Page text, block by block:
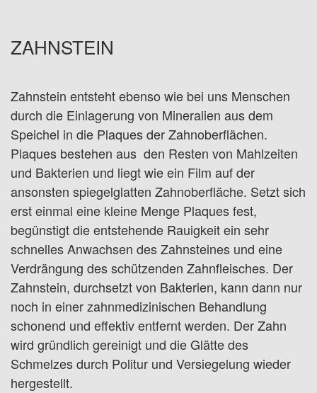
ZAHNSTEIN
Zahnstein entsteht ebenso wie bei uns Menschen
durch die Einlagerung von Mineralien aus dem
Speichel in die Plaques der Zahnoberflächen.
Plaques bestehen aus den Resten von Mahlzeiten
und Bakterien und liegt wie ein Film auf der
ansonsten spiegelglatten Zahnoberfläche. Setzt sich
erst einmal eine kleine Menge Plaques fest,
begünstigt die entstehende Rauigkeit ein sehr
schnelles Anwachsen des Zahnsteines und eine
Verdrängung des schützenden Zahnfleisches. Der
Zahnstein, durchsetzt von Bakterien, kann dann nur
noch in einer zahnmedizinischen Behandlung
schonend und effektiv entfernt werden. Der Zahn
wird gründlich gereinigt und die Glätte des
Schmelzes durch Politur und Versiegelung wieder
hergestellt.